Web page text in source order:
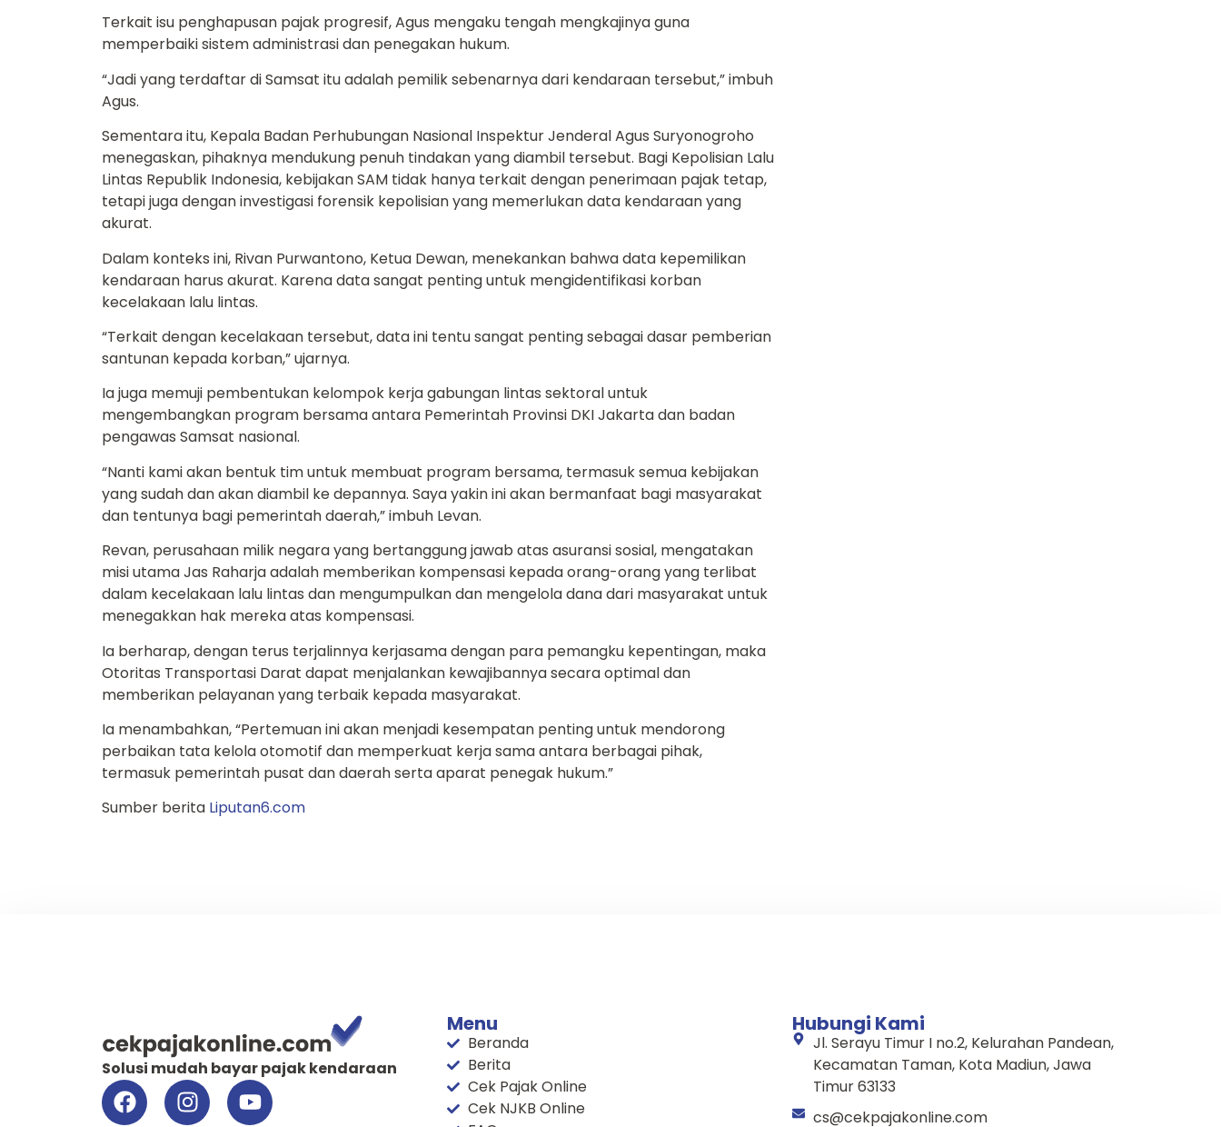
Terkait isu penghapusan pajak progresif, Agus mengaku tengah mengkajinya guna
memperbaiki sistem administrasi dan penegakan hukum.
“Jadi yang terdaftar di Samsat itu adalah pemilik sebenarnya dari kendaraan tersebut,” imbuh
Agus.
Sementara itu, Kepala Badan Perhubungan Nasional Inspektur Jenderal Agus Suryonogroho
menegaskan, pihaknya mendukung penuh tindakan yang diambil tersebut. Bagi Kepolisian Lalu
Lintas Republik Indonesia, kebijakan SAM tidak hanya terkait dengan penerimaan pajak tetap,
tetapi juga dengan investigasi forensik kepolisian yang memerlukan data kendaraan yang
akurat.
Dalam konteks ini, Rivan Purwantono, Ketua Dewan, menekankan bahwa data kepemilikan
kendaraan harus akurat. Karena data sangat penting untuk mengidentifikasi korban
kecelakaan lalu lintas.
“Terkait dengan kecelakaan tersebut, data ini tentu sangat penting sebagai dasar pemberian
santunan kepada korban,” ujarnya.
Ia juga memuji pembentukan kelompok kerja gabungan lintas sektoral untuk
mengembangkan program bersama antara Pemerintah Provinsi DKI Jakarta dan badan
pengawas Samsat nasional.
“Nanti kami akan bentuk tim untuk membuat program bersama, termasuk semua kebijakan
yang sudah dan akan diambil ke depannya. Saya yakin ini akan bermanfaat bagi masyarakat
dan tentunya bagi pemerintah daerah,” imbuh Levan.
Revan, perusahaan milik negara yang bertanggung jawab atas asuransi sosial, mengatakan
misi utama Jas Raharja adalah memberikan kompensasi kepada orang-orang yang terlibat
dalam kecelakaan lalu lintas dan mengumpulkan dan mengelola dana dari masyarakat untuk
menegakkan hak mereka atas kompensasi.
Ia berharap, dengan terus terjalinnya kerjasama dengan para pemangku kepentingan, maka
Otoritas Transportasi Darat dapat menjalankan kewajibannya secara optimal dan
memberikan pelayanan yang terbaik kepada masyarakat.
Ia menambahkan, “Pertemuan ini akan menjadi kesempatan penting untuk mendorong
perbaikan tata kelola otomotif dan memperkuat kerja sama antara berbagai pihak,
termasuk pemerintah pusat dan daerah serta aparat penegak hukum.”
Sumber berita Liputan6.com
Solusi mudah bayar pajak kendaraan
bayar pajak kendaraan
syarat bayar pajak kendaraan Menu
Beranda
Berita
Cek Pajak Online
Cek NJKB Online
Red Oak Flooring
Hubungi Kami
Jl. Serayu Timur I no.2, Kelurahan Pandean,
Kecamatan Taman, Kota Madiun, Jawa
Timur 63133
cs@cekpajakonline.com